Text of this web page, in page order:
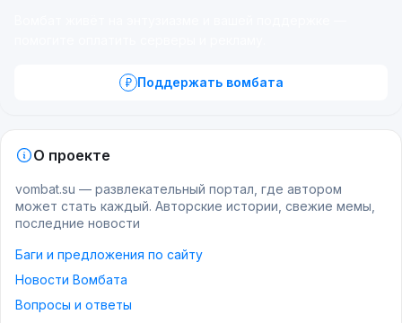
Поддержать вомбата
О проекте
vombat.su — развлекательный портал, где автором
может стать каждый. Авторские истории, свежие мемы,
последние новости
Баги и предложения по сайту
Новости Вомбата
Вопросы и ответы